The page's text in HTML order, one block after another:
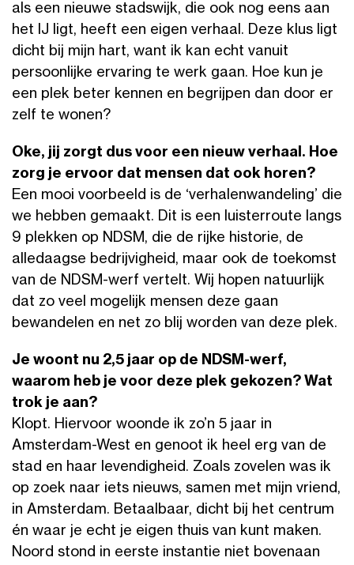
als een nieuwe stadswijk, die ook nog eens aan
het IJ ligt, heeft een eigen verhaal. Deze klus ligt
dicht bij mijn hart, want ik kan echt vanuit
persoonlijke ervaring te werk gaan. Hoe kun je
een plek beter kennen en begrijpen dan door er
zelf te wonen?
Oke, jij zorgt dus voor een nieuw verhaal. Hoe
zorg je ervoor dat mensen dat ook horen?
Een mooi voorbeeld is de ‘verhalenwandeling’ die
we hebben gemaakt. Dit is een luisterroute langs
9 plekken op NDSM, die de rijke historie, de
alledaagse bedrijvigheid, maar ook de toekomst
van de NDSM-werf vertelt. Wij hopen natuurlijk
dat zo veel mogelijk mensen deze gaan
bewandelen en net zo blij worden van deze plek.
Je woont nu 2,5 jaar op de NDSM-werf,
waarom heb je voor deze plek gekozen? Wat
trok je aan?
Klopt. Hiervoor woonde ik zo’n 5 jaar in
Amsterdam-West en genoot ik heel erg van de
stad en haar levendigheid. Zoals zovelen was ik
op zoek naar iets nieuws, samen met mijn vriend,
in Amsterdam. Betaalbaar, dicht bij het centrum
én waar je echt je eigen thuis van kunt maken.
Noord stond in eerste instantie niet bovenaan